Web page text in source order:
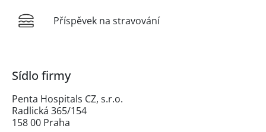
Příspěvek na stravování
Sídlo firmy
Penta Hospitals CZ, s.r.o.
Radlická 365/154
158 00 Praha